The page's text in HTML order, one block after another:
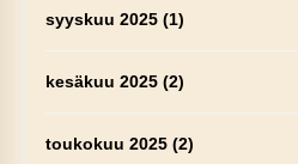
syyskuu 2025(1)
kesäkuu 2025(2)
toukokuu 2025(2)